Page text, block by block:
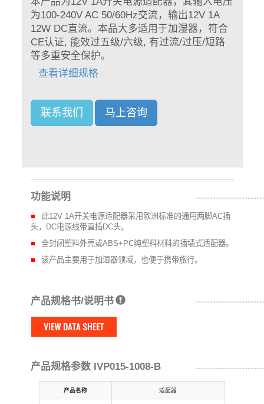
为100-240V AC 50/60Hz交流，输出12V 1A
12W DC直流。本品大多适用于加湿器，符合
CE认证, 能效过五级/六级, 有过流/过压/短路
等多重安全保护。
查看详细规格
联系我们 马上咨询
功能说明
此12V 1A开关电源适配器采用欧洲标准的通用两脚AC插
头，DC电源线带直插DC头。
全封闭塑料外壳或ABS+PC纯塑料材料的插墙式适配器。
该产品主要用于加湿器领域，也便于携带旅行。
产品规格书/说明书
产品规格参数 IVP015-1008-B
产品名称 适配器